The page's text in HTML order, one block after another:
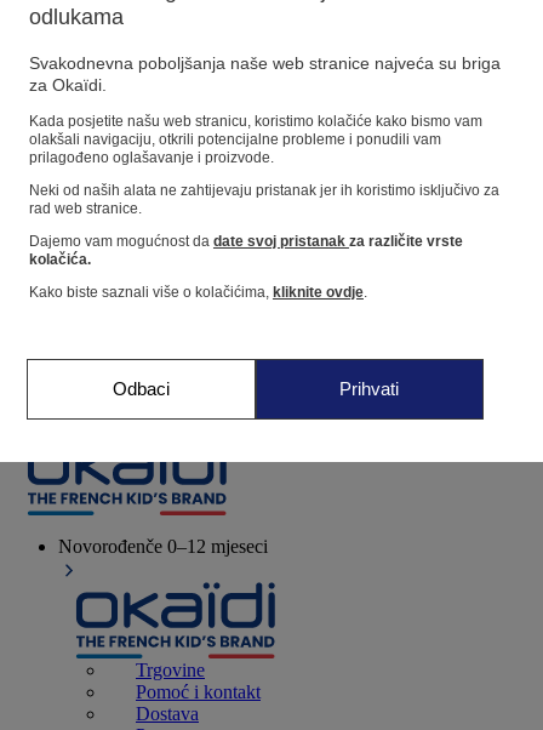
Naši prijedlozi
Predloženi proizvodi
Pogledajte sve proizvode
Dućan
Novorođenče 0–12 mjeseci
Trgovine
Pomoć i kontakt
Dostava
odlukama
Svakodnevna poboljšanja naše web stranice najveća su briga
za Okaïdi.
Kada posjetite našu web stranicu, koristimo kolačiće kako bismo vam
olakšali navigaciju, otkrili potencijalne probleme i ponudili vam
prilagođeno oglašavanje i proizvode.
Neki od naših alata ne zahtijevaju pristanak jer ih koristimo isključivo za
rad web stranice.
Dajemo vam mogućnost da date svoj pristanak za različite vrste
kolačića.
Kako biste saznali više o kolačićima, kliknite ovdje.
Odbaci Prihvati